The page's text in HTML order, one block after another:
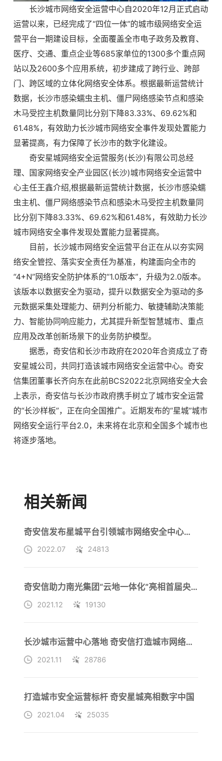
长沙城市网络安全运营中心自2020年12月正式启动
运营以来，已经完成了“四位一体”的城市级网络安全运
营平台一期建设目标，全面覆盖全市电子政务及教育、
医疗、交通、重点企业等685家单位的1300多个重点网
站以及2600多个应用系统，初步建成了跨行业、跨部
门、跨区域的立体化网络安全体系。根据最新运营统计
数据，长沙市感染蠕虫主机、僵尸网络感染节点和感染
木马受控主机数量同比分别下降83.33%、69.62%和
61.48%，有效助力长沙城市网络安全事件发现处置能力
显著提高，有力保障了长沙市的数字化建设。
奇安星城网络安全运营服务(长沙)有限公司总经
理、国家网络安全产业园区(长沙)城市网络安全运营中
心主任王鑫介绍,根据最新运营统计数据，长沙市感染蠕
虫主机、僵尸网络感染节点和感染木马受控主机数量同
比分别下降83.33%、69.62%和61.48%，有效助力长沙
城市网络安全事件发现处置能力显著提高。
目前，长沙城市网络安全运营平台正在从以夯实网
络安全管控、落实安全责任为基准，构建面向全市的
“4+N”网络安全防护体系的“1.0版本”，升级为2.0版本。
该版本以数据安全为驱动，提升以数据安全为驱动的多
元数据采集处理能力、研判分析能力、敏捷辅助决策能
力、智能协同响应能力，尤其提升新型智慧城市、重点
应用及改革创新场景下的业务防护模型。
据悉，奇安信和长沙市政府在2020年合资成立了奇
安星城公司，共同打造该城市网络安全运营中心。奇安
信集团董事长齐向东在此前BCS2022北京网络安全大会
上表示，奇安信与长沙市政府携手树立了城市安全运营
的“长沙样板”，正在向全国推广。近期发布的“星城”城市
网络安全运行平台2.0，未来将在北京和全国多个城市也
将逐步落地。
相关新闻
奇安信发布星城平台引领城市网络安全中心建设
2022.07 24813
奇安信助力南光集团“云地一体化”亮相首届央企数字化转型峰会
2021.12 19130
长沙城市运营中心落地 奇安信打造城市网络安全模板
2021.11 28786
打造城市安全运营标杆 奇安星城亮相数字中国
2021.04 25035